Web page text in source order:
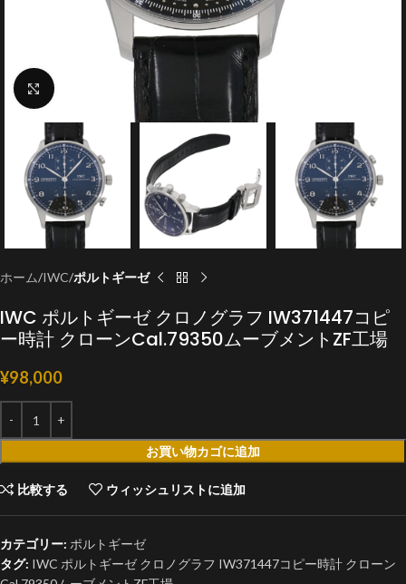
クリックで拡大
ホーム IWC ポルトギーゼ
IWC ポルトギーゼ クロノグラフ IW371447コピ
ー時計 クローンCal.79350ムーブメントZF工場
¥98,000
お買い物カゴに追加
比較する ウィッシュリストに追加
カテゴリー: ポルトギーゼ
タグ: IWC ポルトギーゼ クロノグラフ IW371447コピー時計 クローン